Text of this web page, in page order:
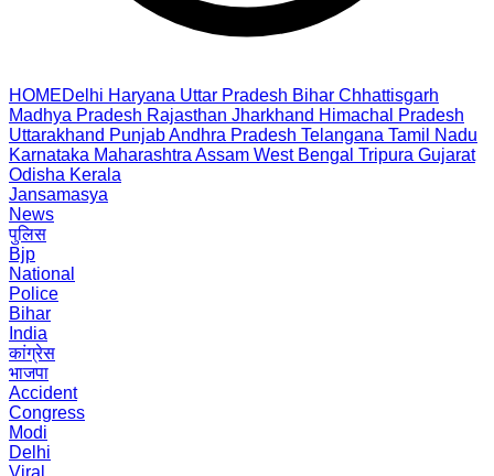
HOMEDelhi Haryana Uttar Pradesh Bihar Chhattisgarh
Madhya Pradesh Rajasthan Jharkhand Himachal Pradesh
Uttarakhand PunjabAndhra Pradesh Telangana Tamil Nadu
Karnataka Maharashtra Assam West Bengal Tripura Gujarat
Odisha Kerala
Jansamasya
News
पुलिस
Bjp
National
Police
Bihar
India
कांग्रेस
भाजपा
Accident
Congress
Modi
Delhi
Viral